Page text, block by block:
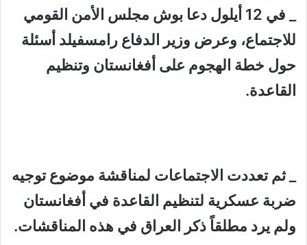
_ في 12 أيلول دعا بوش مجلس الأمن القومي
للاجتماع، وعرض وزير الدفاع رامسفيلد أسئلة
حول خطة الهجوم على أفغانستان وتنظيم
القاعدة.
_ ثم تعددت الاجتماعات لمناقشة موضوع توجيه
ضربة عسكرية لتنظيم القاعدة في أفغانستان
ولم يرد مطلقاً ذكر
العراق في هذه المناقشات.